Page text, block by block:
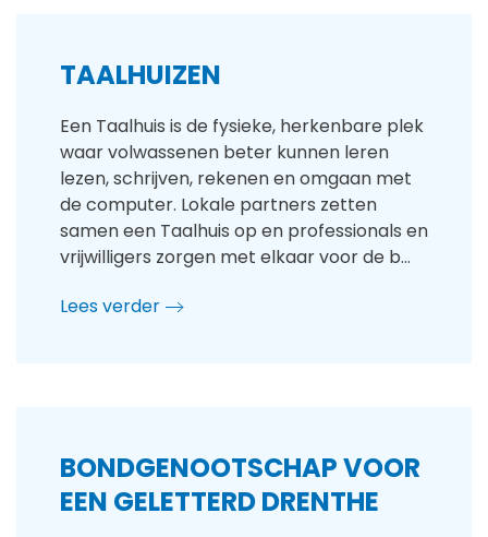
TAALHUIZEN
Een Taalhuis is de fysieke, herkenbare plek
waar volwassenen beter kunnen leren
lezen, schrijven, rekenen en omgaan met
de computer. Lokale partners zetten
samen een Taalhuis op en professionals en
vrijwilligers zorgen met elkaar voor de b…
Lees verder
BONDGENOOTSCHAP VOOR
EEN GELETTERD DRENTHE